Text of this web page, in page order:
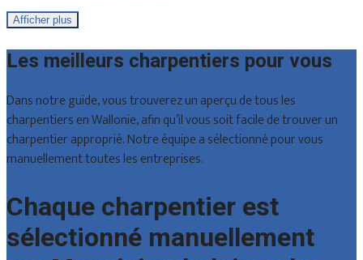
Afficher plus
Les meilleurs charpentiers pour vous
Dans notre guide, vous trouverez un aperçu de tous les
charpentiers en Wallonie, afin qu’il vous soit facile de trouver un
charpentier approprié. Notre équipe a sélectionné pour vous
manuellement toutes les entreprises.
Chaque charpentier est
sélectionné manuellement